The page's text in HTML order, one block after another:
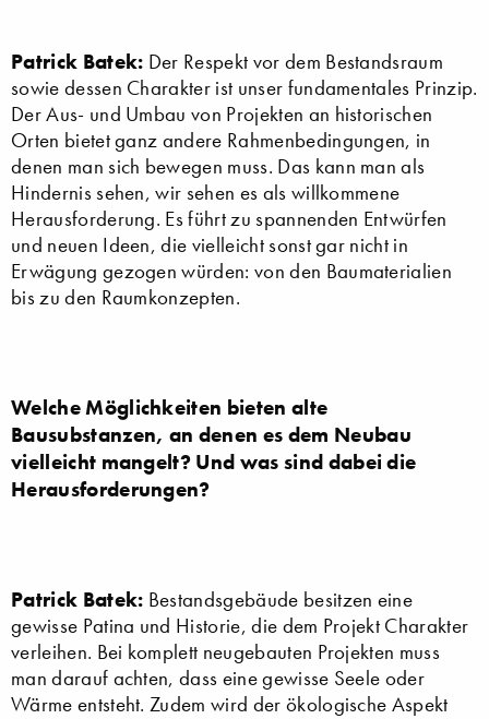
Patrick Batek: Der Respekt vor dem Bestandsraum
sowie dessen Charakter ist unser fundamentales Prinzip.
Der Aus- und Umbau von Projekten an historischen
Orten bietet ganz andere Rahmenbedingungen, in
denen man sich bewegen muss. Das kann man als
Hindernis sehen, wir sehen es als willkommene
Herausforderung. Es führt zu spannenden Entwürfen
und neuen Ideen, die vielleicht sonst gar nicht in
Erwägung gezogen würden: von den Baumaterialien
bis zu den Raumkonzepten.
Welche Möglichkeiten bieten alte
Bausubstanzen, an denen es dem Neubau
vielleicht mangelt? Und was sind dabei die
Herausforderungen?
Patrick Batek: Bestandsgebäude besitzen eine
gewisse Patina und Historie, die dem Projekt Charakter
verleihen. Bei komplett neugebauten Projekten muss
man darauf achten, dass eine gewisse Seele oder
Wärme entsteht. Zudem wird der ökologische Aspekt